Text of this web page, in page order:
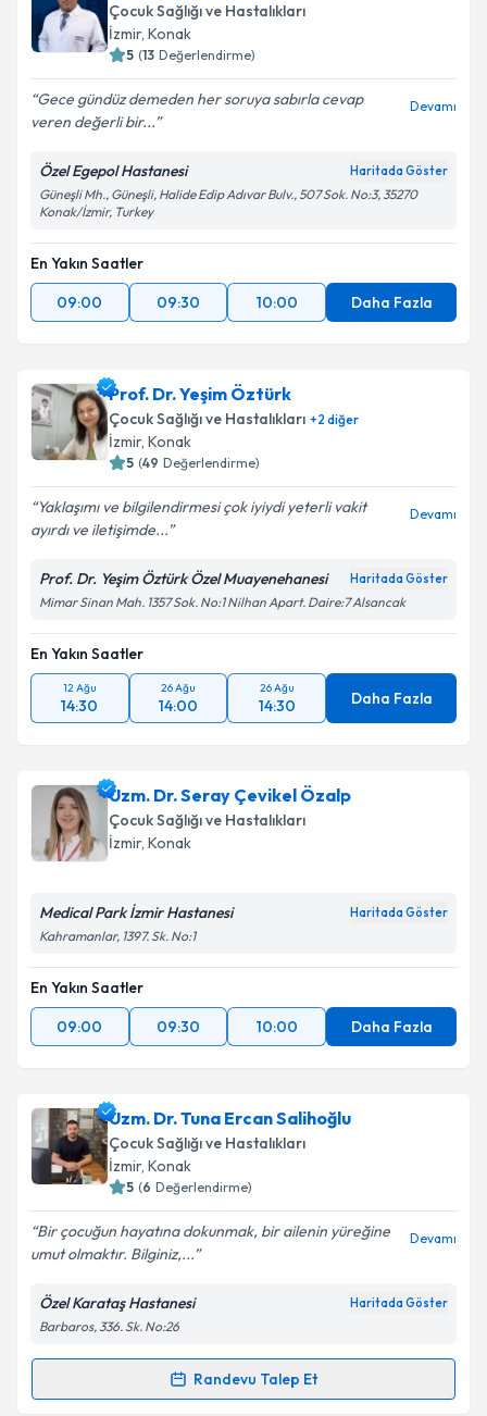
Çocuk Sağlığı ve Hastalıkları
İzmir, Konak
5 (13 Değerlendirme)
Gece gündüz demeden her soruya sabırla cevap
veren değerli bir...
Devamı
Özel Egepol Hastanesi Haritada Göster
Güneşli Mh., Güneşli, Halide Edip Adıvar Bulv., 507 Sok. No:3, 35270
Konak/İzmir, Turkey
En Yakın Saatler
09:00
09:30 10:00 Daha Fazla
Prof. Dr. Yeşim Öztürk
Çocuk Sağlığı ve Hastalıkları +2 diğer
İzmir, Konak
5 (49 Değerlendirme)
Yaklaşımı ve bilgilendirmesi çok iyiydi yeterli vakit
ayırdı ve iletişimde...
Devamı
Prof. Dr. Yeşim Öztürk Özel Muayenehanesi Haritada Göster
Mimar Sinan Mah. 1357 Sok. No:1 Nilhan Apart. Daire:7 Alsancak
En Yakın Saatler
12 Ağu
14:30
26 Ağu
14:00
26 Ağu
14:30 Daha Fazla
Uzm. Dr. Seray Çevikel Özalp
Çocuk Sağlığı ve Hastalıkları
İzmir, Konak
Medical Park İzmir Hastanesi Haritada Göster
Kahramanlar, 1397. Sk. No:1
En Yakın Saatler
09:00
09:30 10:00 Daha Fazla
Uzm. Dr. Tuna Ercan Salihoğlu
Çocuk Sağlığı ve Hastalıkları
İzmir, Konak
5 (6 Değerlendirme)
Bir çocuğun hayatına dokunmak, bir ailenin yüreğine
umut olmaktır. Bilginiz,...
Devamı
Özel Karataş Hastanesi Haritada Göster
Barbaros, 336. Sk. No:26
Randevu Talep Et
Randevu Takvimi Talebi